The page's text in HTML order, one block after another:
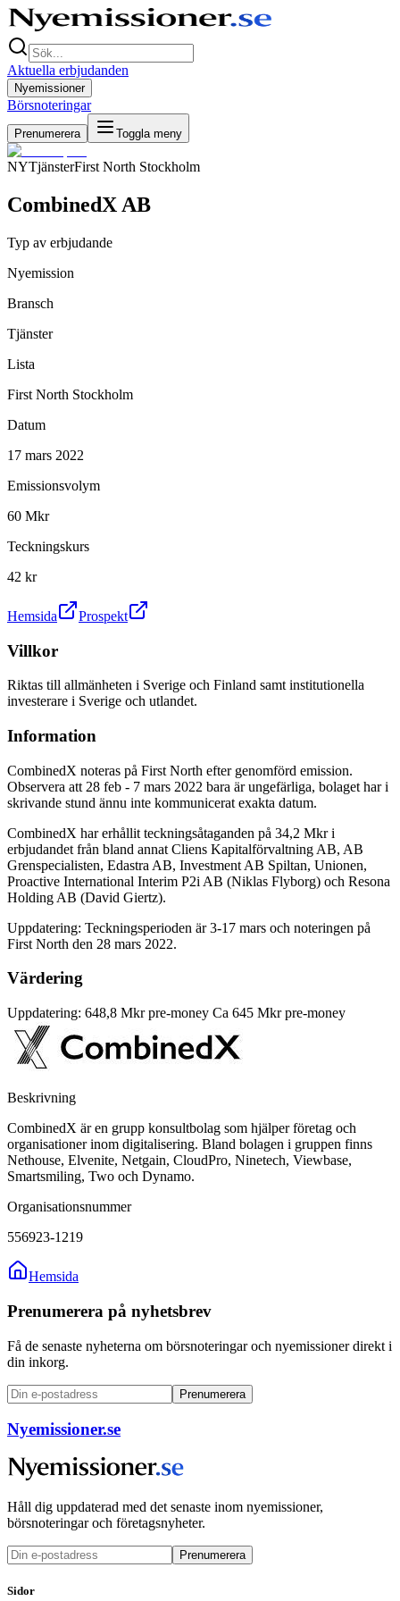
Aktuella erbjudanden
Nyemissioner
Börsnoteringar
Prenumerera Toggla meny
NYTjänsterFirst North Stockholm
CombinedX AB
Typ av erbjudande
Nyemission
Bransch
Tjänster
Lista
First North Stockholm
Datum
17 mars 2022
Emissionsvolym
60 Mkr
Teckningskurs
42 kr
Hemsida Prospekt
Villkor
Riktas till allmänheten i Sverige och Finland samt institutionella
investerare i Sverige och utlandet.
Information
CombinedX noteras på First North efter genomförd emission.
Observera att 28 feb - 7 mars 2022 bara är ungefärliga, bolaget har i
skrivande stund ännu inte kommunicerat exakta datum.
CombinedX har erhållit teckningsåtaganden på 34,2 Mkr i
erbjudandet från bland annat Cliens Kapitalförvaltning AB, AB
Grenspecialisten, Edastra AB, Investment AB Spiltan, Unionen,
Proactive International Interim P2i AB (Niklas Flyborg) och Resona
Holding AB (David Giertz).
Uppdatering: Teckningsperioden är 3-17 mars och noteringen på
First North den 28 mars 2022.
Värdering
Uppdatering: 648,8 Mkr pre-money Ca 645 Mkr pre-money
Beskrivning
CombinedX är en grupp konsultbolag som hjälper företag och
organisationer inom digitalisering. Bland bolagen i gruppen finns
Nethouse, Elvenite, Netgain, CloudPro, Ninetech, Viewbase,
Smartsmiling, Two och Dynamo.
Organisationsnummer
556923-1219
Hemsida
Prenumerera på nyhetsbrev
Få de senaste nyheterna om börsnoteringar och nyemissioner direkt i
din inkorg.
Prenumerera
Nyemissioner.se
Håll dig uppdaterad med det senaste inom nyemissioner,
börsnoteringar och företagsnyheter.
Prenumerera
Sidor